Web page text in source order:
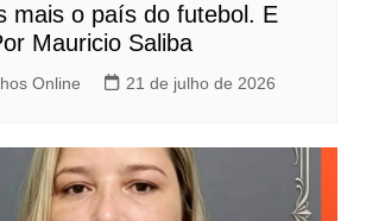
mais o país do futebol. E
Mauricio Saliba
Online 21 de julho de 2026